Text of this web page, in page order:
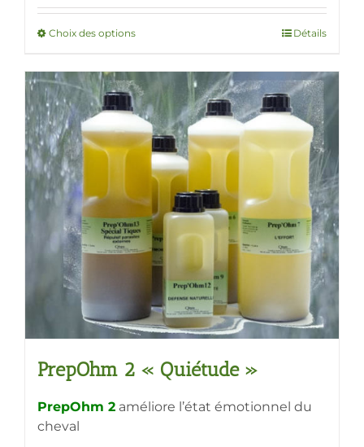
prix :
89,80€
Choix des optionsCe
a
plusieurs
variations.
Les
options
peuvent
être
choisies
sur
la
page
produit
Détails
PrepOhm 2 « Quiétude »
PrepOhm 2 améliore l’état émotionnel du
cheval